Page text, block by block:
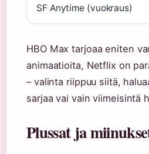
SF Anytime (vuokraus)
HBO Max tarjoaa eniten
animaatioita, Netflix on
– valinta riippuu siitä,
sarjaa vai vain viimeisintä
Plussat ja